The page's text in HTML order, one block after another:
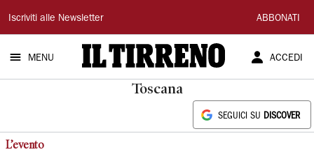
Il
Tirreno
Iscriviti alle Newsletter ABBONATI
MENU ACCEDI
Toscana
SEGUICI SU DISCOVER
L’evento